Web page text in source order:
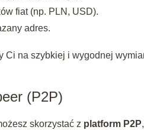
fiat (np. PLN, USD).
adres.
Ci na szybkiej i wygodnej
(P2P)
skorzystać z platform P2P